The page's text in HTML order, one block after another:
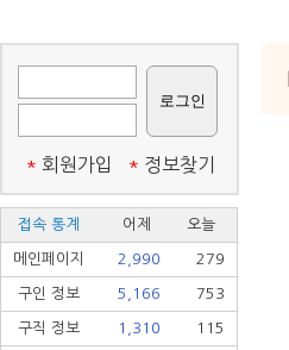
* 회원가입 * 정보찾기
접속 통계 어제 오늘
메인페이지 2,990 279
구인 정보 5,166 753
구직 정보 1,310 115